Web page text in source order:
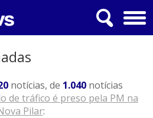
notícias, de 1.040 notícias
de tráfico é preso pela PM na
Pilar: